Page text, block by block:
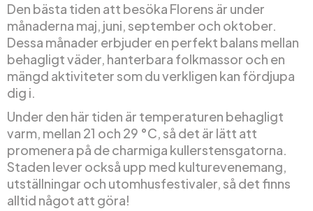
Den bästa tiden att besöka Florens är under
månaderna maj, juni, september och oktober.
Dessa månader erbjuder en perfekt balans mellan
behagligt väder, hanterbara folkmassor och en
mängd aktiviteter som du verkligen kan fördjupa
dig i.
Under den här tiden är temperaturen behagligt
varm, mellan 21 och 29 °C, så det är lätt att
promenera på de charmiga kullerstensgatorna.
Staden lever också upp med kulturevenemang,
utställningar och utomhusfestivaler, så det finns
alltid något att göra!